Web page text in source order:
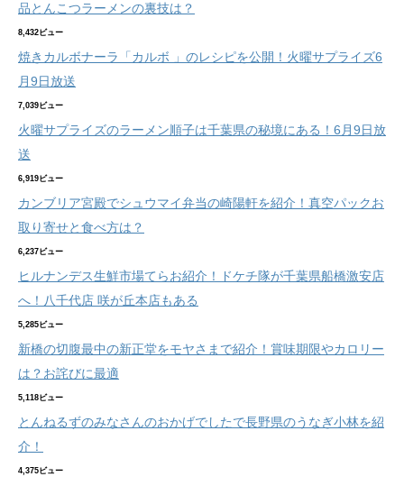
品とんこつラーメンの裏技は？
8,432ビュー
焼きカルボナーラ「カルボ 」のレシピを公開！火曜サプライズ6
月9日放送
7,039ビュー
火曜サプライズのラーメン順子は千葉県の秘境にある！6月9日放
送
6,919ビュー
カンブリア宮殿でシュウマイ弁当の崎陽軒を紹介！真空パックお
取り寄せと食べ方は？
6,237ビュー
ヒルナンデス生鮮市場てらお紹介！ドケチ隊が千葉県船橋激安店
へ！八千代店 咲が丘本店もある
5,285ビュー
新橋の切腹最中の新正堂をモヤさまで紹介！賞味期限やカロリー
は？お詫びに最適
5,118ビュー
とんねるずのみなさんのおかげでしたで長野県のうなぎ小林を紹
介！
4,375ビュー